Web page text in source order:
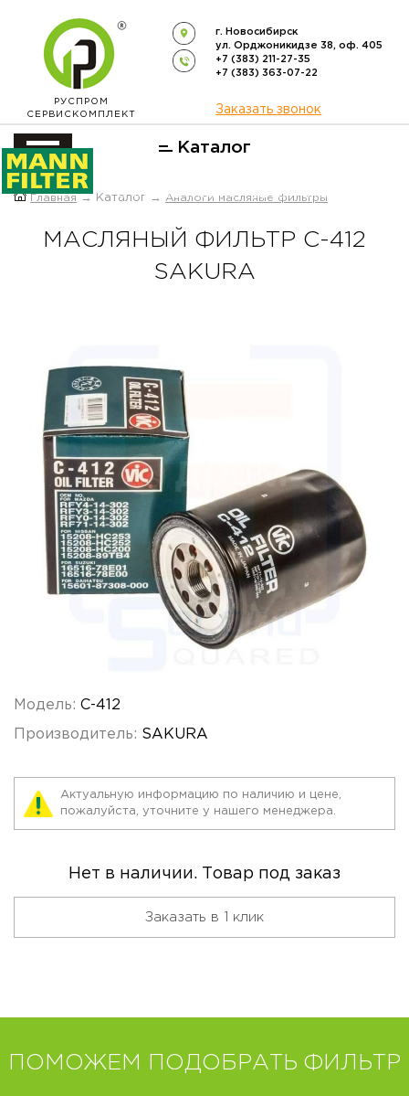
РУСПРОМ
СЕРВИСКОМПЛЕКТ
г. Новосибирск
ул. Орджоникидзе 38, оф. 405
+7 (383) 211-27-35
+7 (383) 363-07-22
Заказать звонок
Каталог
ОФИЦИАЛЬНЫЙ ДИСТРИБЬЮТОР
Главная → Каталог → Аналоги масляные фильтры
МАСЛЯНЫЙ ФИЛЬТР C-412
SAKURA
Модель: C-412
Производитель: SAKURA
Актуальную информацию по наличию и цене,
пожалуйста, уточните у нашего менеджера.
Нет в наличии. Товар под заказ
Заказать в 1 клик
ПОМОЖЕМ ПОДОБРАТЬ ФИЛЬТР